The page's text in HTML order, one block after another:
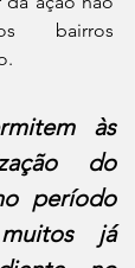
bairros
às
do
período
já